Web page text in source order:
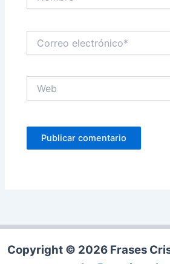
electrónico*
Copyright © 2026 Frases